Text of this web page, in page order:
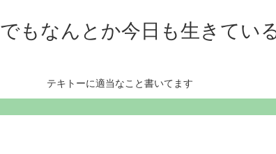
もなんとか今日も生きてい
テキトーに適当なこと書いてます